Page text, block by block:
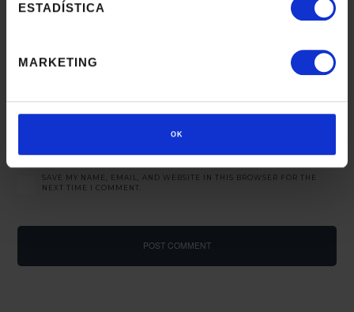
ESTADÍSTICA
MARKETING
OK
SAVE MY NAME, EMAIL, AND WEBSITE IN THIS BROWSER FOR THE
NEXT TIME I COMMENT.